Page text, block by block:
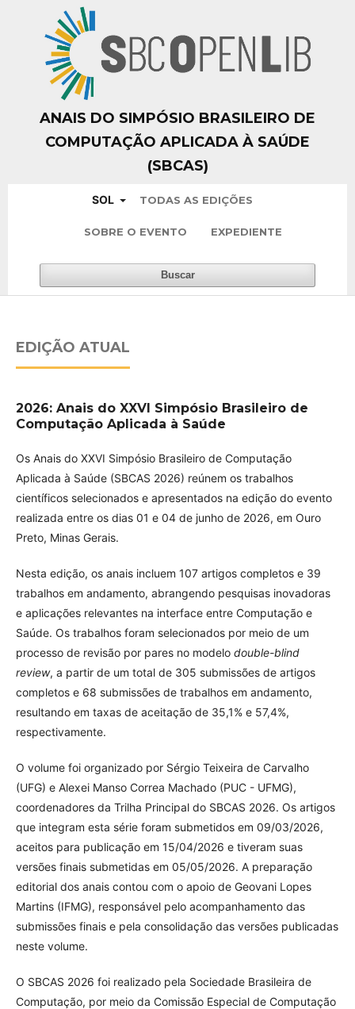
ANAIS DO SIMPÓSIO BRASILEIRO DE
COMPUTAÇÃO APLICADA À SAÚDE
(SBCAS)
SOL TODAS AS EDIÇÕES
SOBRE O EVENTO EXPEDIENTE
Buscar
EDIÇÃO ATUAL
2026: Anais do XXVI Simpósio Brasileiro de
Computação Aplicada à Saúde
Os Anais do XXVI Simpósio Brasileiro de Computação
Aplicada à Saúde (SBCAS 2026) reúnem os trabalhos
científicos selecionados e apresentados na edição do evento
realizada entre os dias 01 e 04 de junho de 2026, em Ouro
Preto, Minas Gerais.
Nesta edição, os anais incluem 107 artigos completos e 39
trabalhos em andamento, abrangendo pesquisas inovadoras
e aplicações relevantes na interface entre Computação e
Saúde. Os trabalhos foram selecionados por meio de um
processo de revisão por pares no modelo double-blind
review, a partir de um total de 305 submissões de artigos
completos e 68 submissões de trabalhos em andamento,
resultando em taxas de aceitação de 35,1% e 57,4%,
respectivamente.
O volume foi organizado por Sérgio Teixeira de Carvalho
(UFG) e Alexei Manso Correa Machado (PUC - UFMG),
coordenadores da Trilha Principal do SBCAS 2026. Os artigos
que integram esta série foram submetidos em 09/03/2026,
aceitos para publicação em 15/04/2026 e tiveram suas
versões finais submetidas em 05/05/2026. A preparação
editorial dos anais contou com o apoio de Geovani Lopes
Martins (IFMG), responsável pelo acompanhamento das
submissões finais e pela consolidação das versões publicadas
neste volume.
O SBCAS 2026 foi realizado pela Sociedade Brasileira de
Computação, por meio da Comissão Especial de Computação